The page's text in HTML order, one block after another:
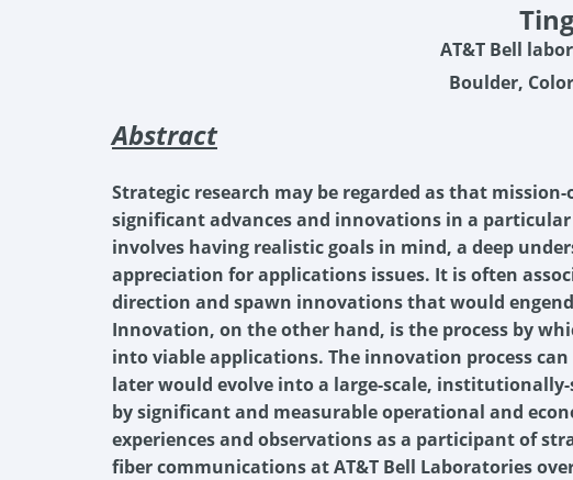
AT&T Bell
Boulder,
Abstract
Strategic research may be regarded as that
significant advances and innovations in a
involves having realistic goals in mind, a deep
appreciation for applications issues. It is often
direction and spawn innovations that would
Innovation, on the other hand, is the process by
into viable applications. The innovation process
later would evolve into a large-scale,
by significant and measurable operational and
experiences and observations as a participant of
fiber communications at AT&T Bell Laboratories